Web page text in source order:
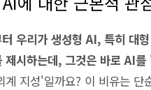
우리가 생성형 AI, 특히 대
제시하는데, 그것은 바로
지성'일까요? 이 비유는 단